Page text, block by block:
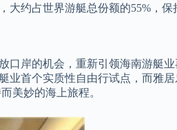
约占世界游艇总份额的55%，保
岸的机会，重新引领海南游艇业
首个实质性自由行试点，而雅
美妙的海上旅程。